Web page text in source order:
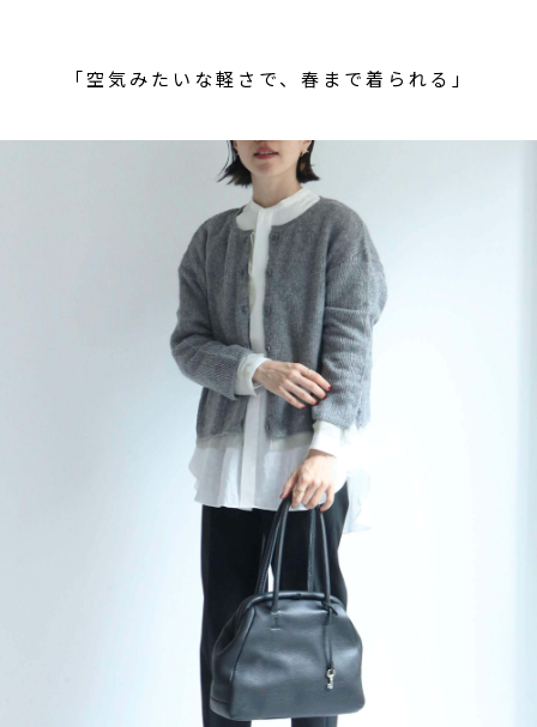
「空気みたいな軽さで、春まで着られる」